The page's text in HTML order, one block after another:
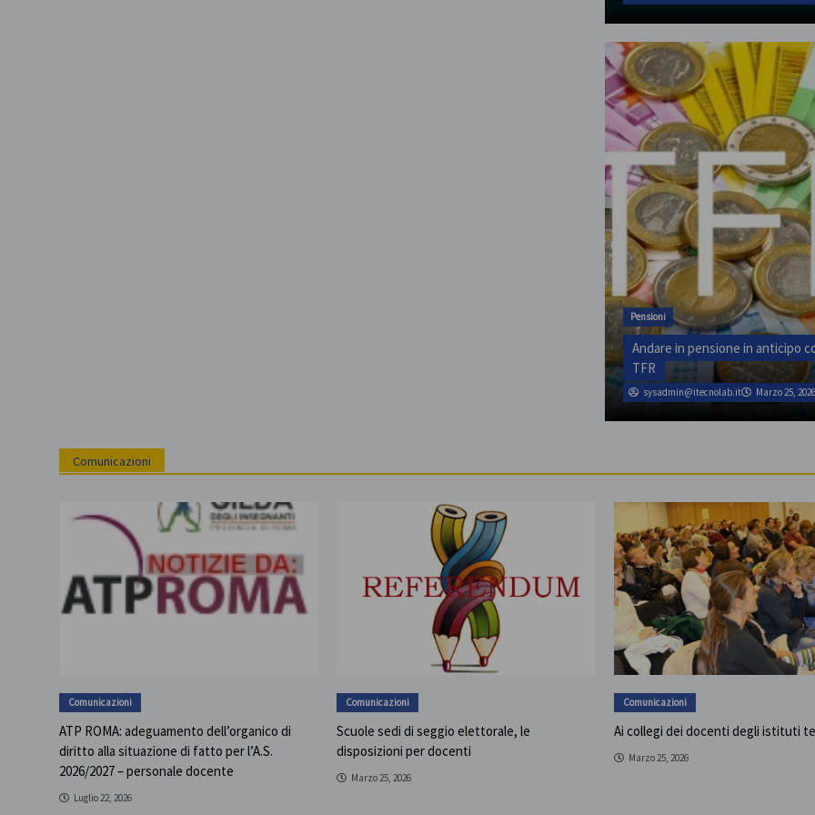
Pensioni
Andare in pensione in anticipo
TFR
sysadmin@itecnolab.it Marzo 25, 2026
Comunicazioni
Comunicazioni
ATP ROMA: adeguamento dell’organico di
diritto alla situazione di fatto per l’A.S.
2026/2027 – personale docente
Luglio 22, 2026
Comunicazioni
Scuole sedi di seggio elettorale, le
disposizioni per docenti
Marzo 25, 2026
Comunicazioni
Ai collegi dei docenti degli istituti
Marzo 25, 2026